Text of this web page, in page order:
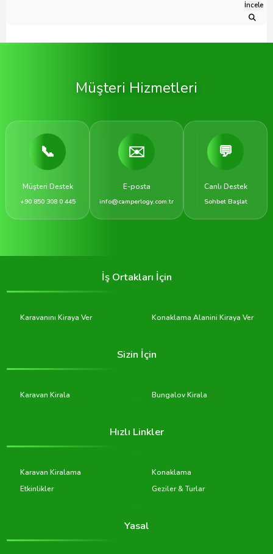
İncele
Müşteri Hizmetleri
📞
Müşteri Destek
+90 850 308 0 445
✉️
E-posta
info@camperlogy.com.tr
💬
Canlı Destek
Sohbet Başlat
İş Ortakları İçin
Karavanını Kiraya Ver Konaklama Alanini Kiraya Ver
Sizin İçin
Karavan Kirala Bungalov Kirala
Hızlı Linkler
Karavan Kiralama
Konaklama
Etkinlikler
Geziler & Turlar
Yasal